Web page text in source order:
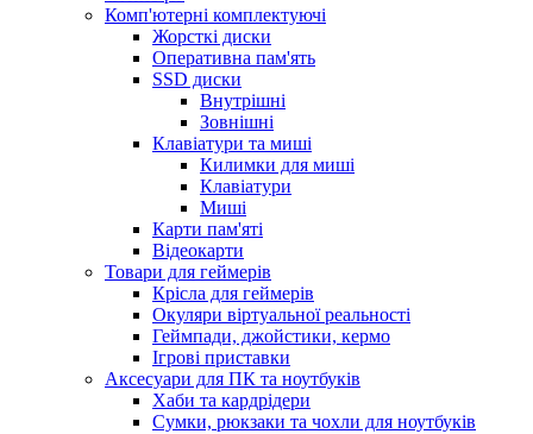
Комп'ютерні комплектуючі
Жорсткі диски
Оперативна пам'ять
SSD диски
Внутрішні
Зовнішні
Клавіатури та миші
Килимки для миші
Клавіатури
Миші
Карти пам'яті
Відеокарти
Товари для геймерів
Крісла для геймерів
Окуляри віртуальної реальності
Геймпади, джойстики, кермо
Ігрові приставки
Аксесуари для ПК та ноутбуків
Хаби та кардрідери
Сумки, рюкзаки та чохли для ноутбуків